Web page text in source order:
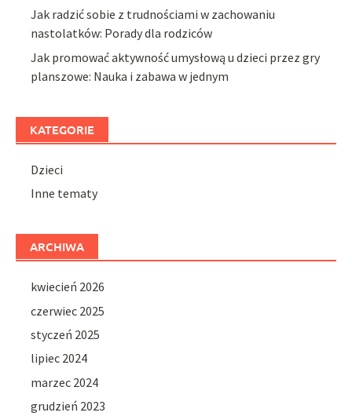
Jak radzić sobie z trudnościami w zachowaniu
nastolatków: Porady dla rodziców
Jak promować aktywność umysłową u dzieci przez gry
planszowe: Nauka i zabawa w jednym
KATEGORIE
Dzieci
Inne tematy
ARCHIWA
kwiecień 2026
czerwiec 2025
styczeń 2025
lipiec 2024
marzec 2024
grudzień 2023